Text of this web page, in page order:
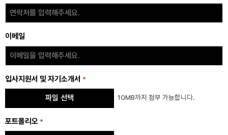
이메일
입사지원서 및 자기소개서 *
Max. file size: 128 MB.
포트폴리오 *